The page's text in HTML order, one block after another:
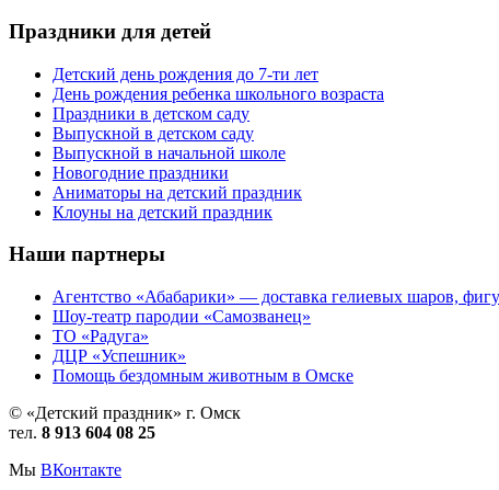
Праздники для детей
Детский день рождения до 7-ти лет
День рождения ребенка школьного возраста
Праздники в детском саду
Выпускной в детском саду
Выпускной в начальной школе
Новогодние праздники
Аниматоры на детский праздник
Клоуны на детский праздник
Наши партнеры
Агентство «Абабарики» — доставка гелиевых шаров,
Шоу-театр пародии «Самозванец»
ТО «Радуга»
ДЦР «Успешник»
Помощь бездомным животным в Омске
© «Детский праздник» г. Омск
тел. 8 913 604 08 25
Мы ВКонтакте